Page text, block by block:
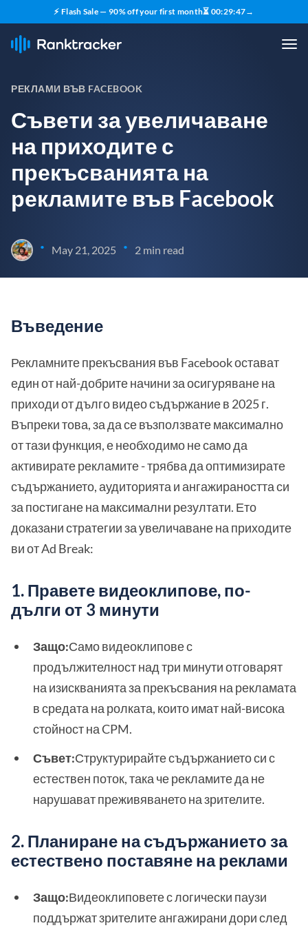
⚡ Flash Sale — 90% off your first month⏳ 00:29:47→
РЕКЛАМИ ВЪВ FACEBOOK
Съвети за увеличаване
на приходите с
прекъсванията на
рекламите във Facebook
• May 21, 2025 • 2 min read
Въведение
Рекламните прекъсвания във Facebook остават
един от най-добрите начини за осигуряване на
приходи от дълго видео съдържание в 2025 г.
Въпреки това, за да се възползвате максимално
от тази функция, е необходимо не само да
активирате рекламите - трябва да оптимизирате
съдържанието, аудиторията и ангажираността си
за постигане на максимални резултати. Ето
доказани стратегии за увеличаване на приходите
ви от Ad Break:
1. Правете видеоклипове, по-
дълги от 3 минути
Защо:Само видеоклипове с
продължителност над три минути отговарят
на изискванията за прекъсвания на рекламата
в средата на ролката, които имат най-висока
стойност на CPM.
Съвет:Структурирайте съдържанието си с
естествен поток, така че рекламите да не
нарушават преживяването на зрителите.
2. Планиране на съдържанието за
естествено поставяне на реклами
Защо:Видеоклиповете с логически паузи
поддържат зрителите ангажирани дори след